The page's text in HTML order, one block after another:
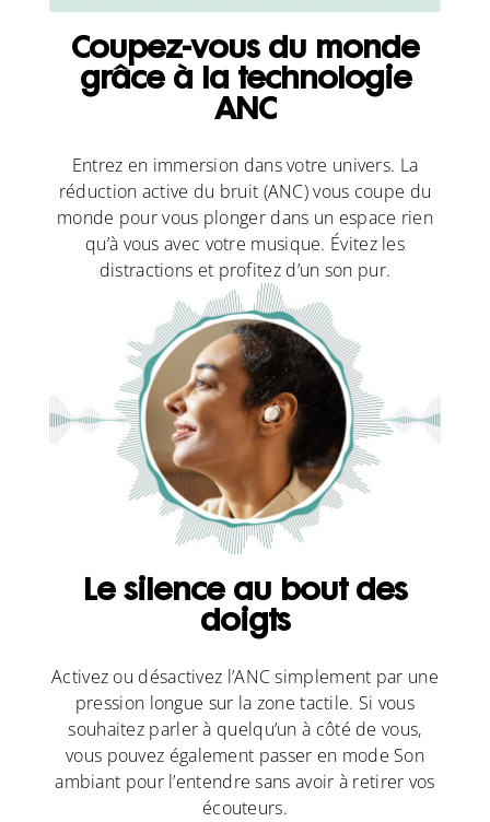
Coupez-vous du monde
grâce à la technologie
ANC
Entrez en immersion dans votre univers. La
réduction active du bruit (ANC) vous coupe du
monde pour vous plonger dans un espace rien
qu’à vous avec votre musique. Évitez les
distractions et profitez d’un son pur.
Le silence au bout des
doigts
Activez ou désactivez l’ANC simplement par une
pression longue sur la zone tactile. Si vous
souhaitez parler à quelqu’un à côté de vous,
vous pouvez également passer en mode Son
ambiant pour l’entendre sans avoir à retirer vos
écouteurs.